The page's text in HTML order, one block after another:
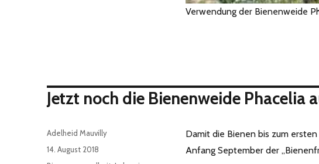
Verwendung der Bienenweide
Jetzt noch die Bienenweide Phacelia
Damit die Bienen bis zum
Anfang September der
Autor
Adelheid Mauvilly
Veröffentlicht
am
14. August 2018